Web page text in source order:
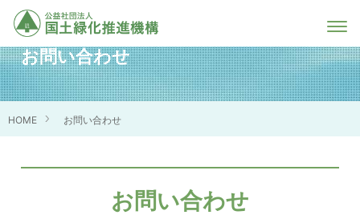
お問い合わせ
HOME お問い合わせ
お問い合わせ